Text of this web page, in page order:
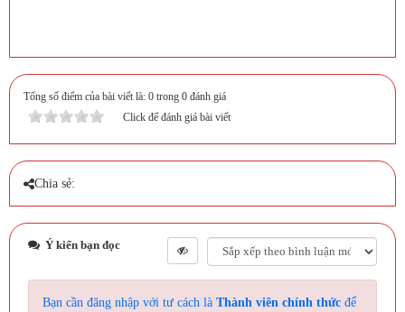
Tổng số điểm của bài viết là: 0 trong 0 đánh giá
Click để đánh giá bài viết
Chia sẻ:
Ý kiến bạn đọc
Bạn cần đăng nhập với tư cách là Thành viên chính thức để